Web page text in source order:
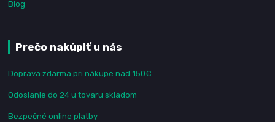
Blog
Prečo nakúpiť u nás
Doprava zdarma pri nákupe nad 150€
Odoslanie do 24 u tovaru skladom
Bezpečné online platby